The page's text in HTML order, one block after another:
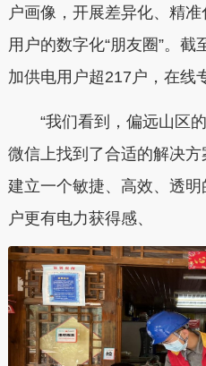
户画像，开展差异化、精
用户的数字化“朋友圈”。
加供电用户超217户，在线
“我们看到，偏远山区
微信上找到了合适的解决
建立一个敏捷、高效、透明
户更有电力获得感、